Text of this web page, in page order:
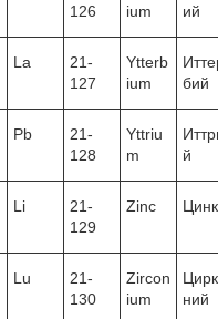
126
ium
ий
La
21-
127
Ytterb
ium
бий
Pb
21-
128
Yttriu
m
й
Li
21-
129
Zinc Цинк
Lu
21-
130
Zircon
ium
ний